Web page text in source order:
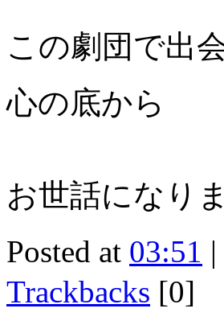
この劇団で出
心の底から
お世話になり
Posted at 03:51
Trackbacks [0]